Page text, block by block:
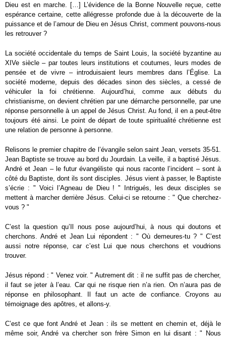
Dieu est en marche. […] L’évidence de la Bonne Nouvelle reçue, cette
espérance certaine, cette allégresse profonde due à la découverte de la
puissance et de l’amour de Dieu en Jésus Christ, comment pouvons-nous
les retrouver ?
La société occidentale du temps de Saint Louis, la société byzantine au
XIVe siècle – par toutes leurs institutions et coutumes, leurs modes de
pensée et de vivre – introduisaient leurs membres dans l’Église. La
société moderne, depuis des décades sinon des siècles, a cessé de
véhiculer la foi chrétienne. Aujourd’hui, comme aux débuts du
christianisme, on devient chrétien par une démarche personnelle, par une
réponse personnelle à un appel de Jésus Christ. Au fond, il en a peut-être
toujours été ainsi. Le point de départ de toute spiritualité chrétienne est
une relation de personne à personne.
Relisons le premier chapitre de l’évangile selon saint Jean, versets 35-51.
Jean Baptiste se trouve au bord du Jourdain. La veille, il a baptisé Jésus.
André et Jean – le futur évangéliste qui nous raconte l’incident – sont à
côté du Baptiste, dont ils sont disciples. Jésus vient à passer, le Baptiste
s’écrie : " Voici l’Agneau de Dieu ! " Intrigués, les deux disciples se
mettent à marcher derrière Jésus. Celui-ci se retourne : " Que cherchez-
vous ? "
C’est la question qu’Il nous pose aujourd’hui, à nous qui doutons et
cherchons. André et Jean Lui répondent : " Où demeures-tu ? " C’est
aussi notre réponse, car c’est Lui que nous cherchons et voudrions
trouver.
Jésus répond : " Venez voir. " Autrement dit : il ne suffit pas de chercher,
il faut se jeter à l’eau. Car qui ne risque rien n’a rien. On n’aura pas de
réponse en philosophant. Il faut un acte de confiance. Croyons au
témoignage des apôtres, et allons-y.
C’est ce que font André et Jean : ils se mettent en chemin et, déjà le
même soir, André va chercher son frère Simon en lui disant : " Nous